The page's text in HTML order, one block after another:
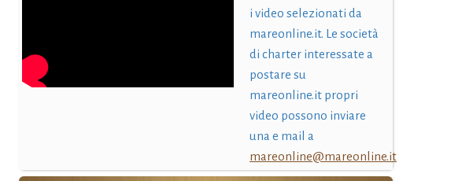
i video selezionati da
mareonline.it. Le società
di charter interessate a
postare su
mareonline.it propri
video possono inviare
una e mail a
mareonline@mareonline.it